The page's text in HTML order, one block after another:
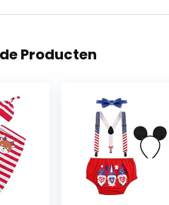
Producten